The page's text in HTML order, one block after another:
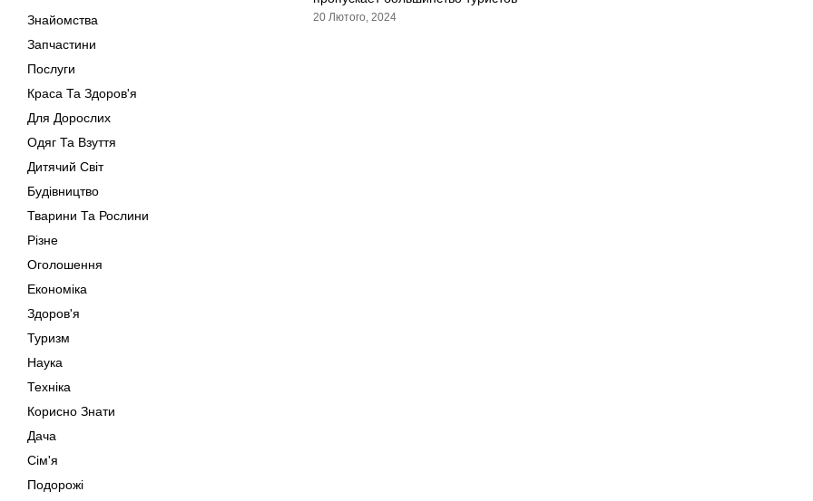
Знайомства
Запчастини
Послуги
Краса Та Здоров'я
Для Дорослих
Одяг Та Взуття
Дитячий Світ
Будівництво
Тварини Та Рослини
Різне
Оголошення
Економіка
Здоров'я
Туризм
Наука
Техніка
Корисно Знати
Дача
Сім'я
Подорожі
20 Лютого, 2024